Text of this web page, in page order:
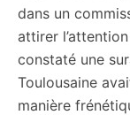
dans un
attirer
constaté une
Toulousaine
manière